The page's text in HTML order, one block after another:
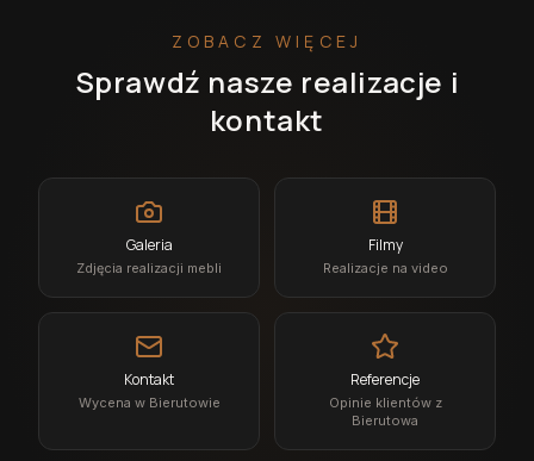
ZOBACZ WIĘCEJ
Sprawdź nasze realizacje i
kontakt
Galeria
Zdjęcia realizacji mebli
Filmy
Realizacje na video
Kontakt
Wycena w Bierutowie
Referencje
Opinie klientów z
Bierutowa